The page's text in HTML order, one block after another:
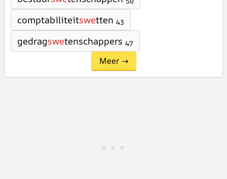
comptabiliteitswetten 43
gedragswetenschappers 47
Meer →